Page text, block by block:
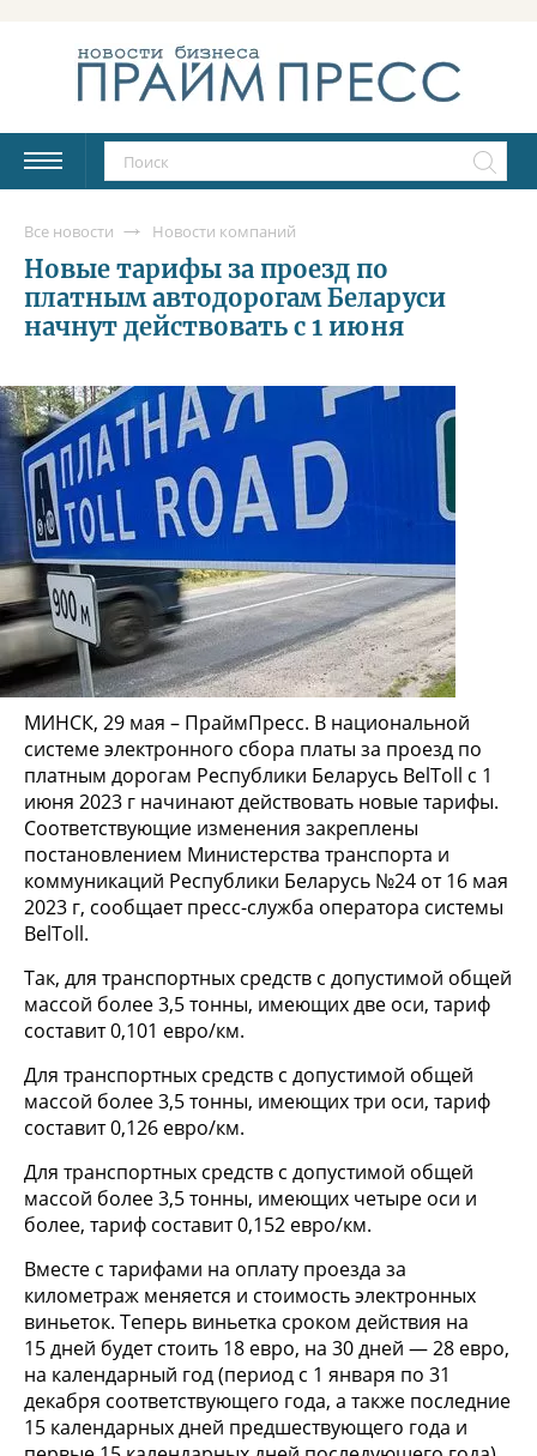
Все новости Новости компаний
Новые тарифы за проезд по
платным автодорогам Беларуси
начнут действовать с 1 июня
МИНСК, 29 мая – ПраймПресс. В национальной
системе электронного сбора платы за проезд по
платным дорогам Республики Беларусь BelToll с 1
июня 2023 г начинают действовать новые тарифы.
Соответствующие изменения закреплены
постановлением Министерства транспорта и
коммуникаций Республики Беларусь №24 от 16 мая
2023 г, сообщает пресс-служба оператора системы
BelToll.
Так, для транспортных средств с допустимой общей
массой более 3,5 тонны, имеющих две оси, тариф
составит 0,101 евро/км.
Для транспортных средств с допустимой общей
массой более 3,5 тонны, имеющих три оси, тариф
составит 0,126 евро/км.
Для транспортных средств с допустимой общей
массой более 3,5 тонны, имеющих четыре оси и
более, тариф составит 0,152 евро/км.
Вместе с тарифами на оплату проезда за
километраж меняется и стоимость электронных
виньеток. Теперь виньетка сроком действия на
15 дней будет стоить 18 евро, на 30 дней — 28 евро,
на календарный год (период с 1 января по 31
декабря соответствующего года, а также последние
15 календарных дней предшествующего года и